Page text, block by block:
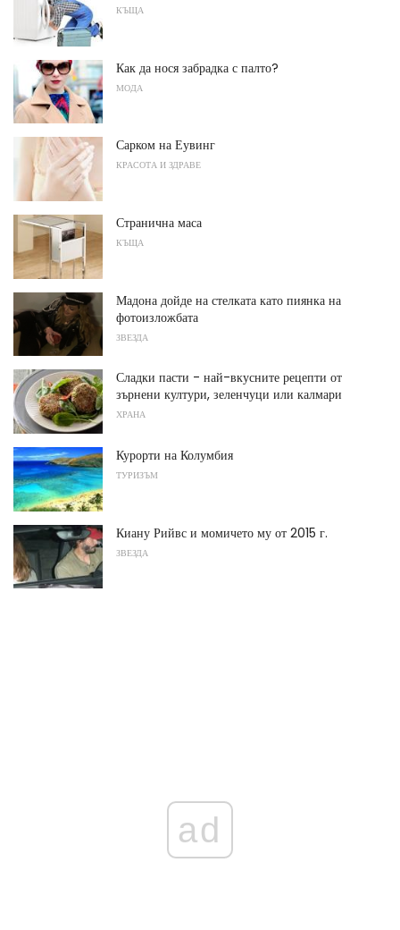
КЪЩА
Как да нося забрадка с палто?
МОДА
Сарком на Еувинг
КРАСОТА И ЗДРАВЕ
Странична маса
КЪЩА
Мадона дойде на стелката като пиянка на
фотоизложбата
ЗВЕЗДА
Сладки пасти - най-вкусните рецепти от
зърнени култури, зеленчуци или калмари
ХРАНА
Курорти на Колумбия
ТУРИЗЪМ
Киану Рийвс и момичето му от 2015 г.
ЗВЕЗДА
ad